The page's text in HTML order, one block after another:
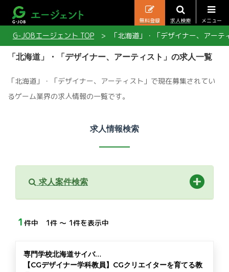
メニュー
求人検索
無料登録
G-JOBエージェント TOP 「北海道」・「デザイナー、アー
「北海道」・「デザイナー、アーティスト」の求人一覧
「北海道」・「デザイナー、アーティスト」で現在募集されてい
るゲーム業界の求人情報の一覧です。
求人情報検索
求人案件検索
1 件中 1件 〜 1件を表示中
専門学校北海道サイバ…
【CGデザイナー学科教員】CGクリエイターを育てる教